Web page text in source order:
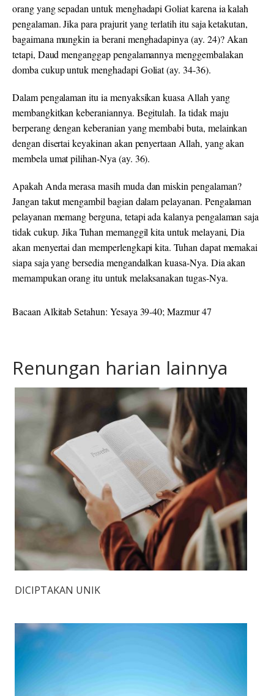
orang yang sepadan untuk menghadapi Goliat karena ia kalah
pengalaman. Jika para prajurit yang terlatih itu saja ketakutan,
bagaimana mungkin ia berani menghadapinya (ay. 24)? Akan
tetapi, Daud menganggap pengalamannya menggembalakan
domba cukup untuk menghadapi Goliat (ay. 34-36).
Dalam pengalaman itu ia menyaksikan kuasa Allah yang
membangkitkan keberaniannya. Begitulah. Ia tidak maju
berperang dengan keberanian yang membabi buta, melainkan
dengan disertai keyakinan akan penyertaan Allah, yang akan
membela umat pilihan-Nya (ay. 36).
Apakah Anda merasa masih muda dan miskin pengalaman?
Jangan takut mengambil bagian dalam pelayanan. Pengalaman
pelayanan memang berguna, tetapi ada kalanya pengalaman saja
tidak cukup. Jika Tuhan memanggil kita untuk melayani, Dia
akan menyertai dan memperlengkapi kita. Tuhan dapat memakai
siapa saja yang bersedia mengandalkan kuasa-Nya. Dia akan
memampukan orang itu untuk melaksanakan tugas-Nya.
Bacaan Alkitab Setahun: Yesaya 39-40; Mazmur 47
Renungan harian lainnya
DICIPTAKAN UNIK